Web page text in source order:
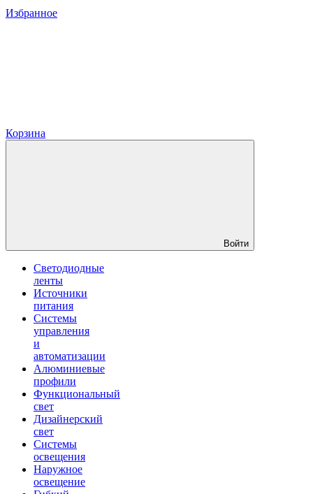
Избранное
Корзина
Войти
Светодиодные
ленты
Источники
питания
Системы
управления
и
автоматизации
Алюминиевые
профили
Функциональный
свет
Дизайнерский
свет
Системы
освещения
Наружное
освещение